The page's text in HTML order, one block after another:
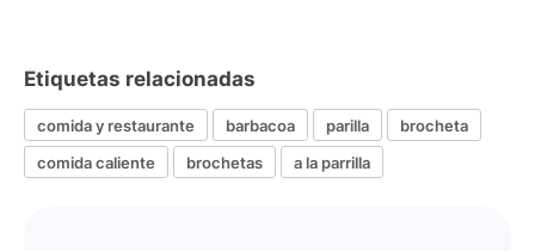
Etiquetas relacionadas
comida y restaurante barbacoa parilla
brocheta
comida caliente
brochetas a la parrilla